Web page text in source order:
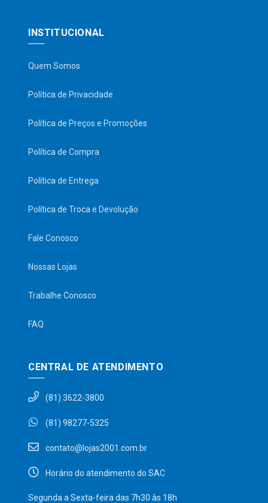
INSTITUCIONAL
Quem Somos
Política de Privacidade
Política de Preços e Promoções
Política de Compra
Política de Entrega
Política de Troca e Devolução
Fale Conosco
Nossas Lojas
Trabalhe Conosco
FAQ
CENTRAL DE ATENDIMENTO
(81) 3622-3800
(81) 98277-5325
contato@lojas2001.com.br
Horário do atendimento do SAC
Segunda a Sexta-feira das 7h30 às 18h